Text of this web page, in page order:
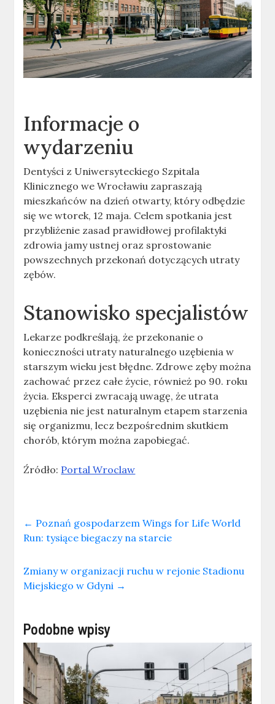
Informacje o
wydarzeniu
Dentyści z Uniwersyteckiego Szpitala
Klinicznego we Wrocławiu zapraszają
mieszkańców na dzień otwarty, który odbędzie
się we wtorek, 12 maja. Celem spotkania jest
przybliżenie zasad prawidłowej profilaktyki
zdrowia jamy ustnej oraz sprostowanie
powszechnych przekonań dotyczących utraty
zębów.
Stanowisko specjalistów
Lekarze podkreślają, że przekonanie o
konieczności utraty naturalnego uzębienia w
starszym wieku jest błędne. Zdrowe zęby można
zachować przez całe życie, również po 90. roku
życia. Eksperci zwracają uwagę, że utrata
uzębienia nie jest naturalnym etapem starzenia
się organizmu, lecz bezpośrednim skutkiem
chorób, którym można zapobiegać.
Źródło: Portal Wroclaw
← Poznań gospodarzem Wings for Life World
Run: tysiące biegaczy na starcie
Zmiany w organizacji ruchu w rejonie Stadionu
Miejskiego w Gdyni →
Podobne wpisy